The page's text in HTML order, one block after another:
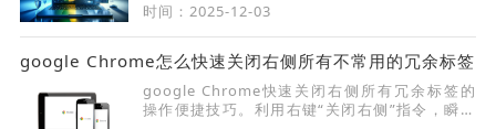
时间：2025-12-03
google Chrome怎么快速关闭右侧所有不常用的冗余标签
google Chrome快速关闭右侧所有冗余标签的
操作便捷技巧。利用右键“关闭右侧”指令，瞬间